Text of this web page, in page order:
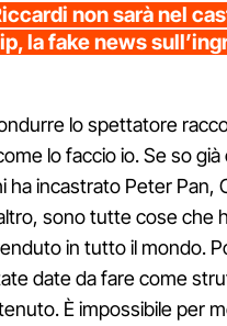
non sarà nel
la fake news
lo spettatore
lo faccio io. Se so
ha incastrato Peter Pan,
sono tutte cose che
in tutto il mondo.
date da fare come
È impossibile per